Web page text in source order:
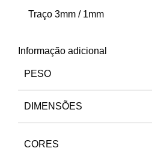
Traço 3mm / 1mm
Informação adicional
PESO
DIMENSÕES
CORES